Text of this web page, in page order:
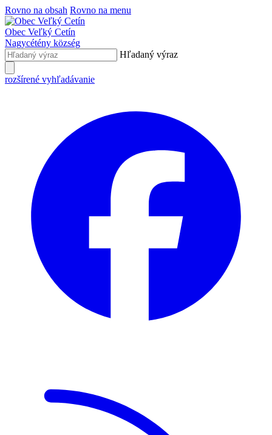
Rovno na obsah Rovno na menu
Obec Veľký Cetín
Nagycétény község
Hľadaný výraz
rozšírené vyhľadávanie